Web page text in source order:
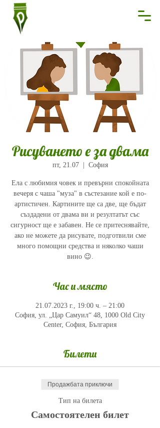
Рисуването е за двама
пт, 21.07
  |
София
Ела с любимия човек и превърни спокойната
вечеря с чаша "муза" в състезание кой е по-
артистичен. Картините ще са две, ще бъдат
създадени от двама ви и резултатът със
сигурност ще е забавен. Не се притеснявайте,
ако не можете да рисувате, подготвили сме
много помощни средства и няколко чаши
вино 😉.
Час и място
21.07.2023 г., 19:00 ч. – 21:00
София, ул. „Цар Самуил“ 48, 1000 Old City
Center, София, България
Билети
Продажбата приключи
Тип на билета
Самостоятелен билет